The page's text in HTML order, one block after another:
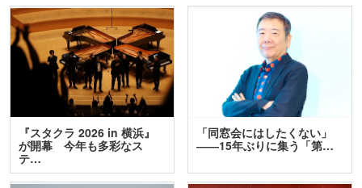
『スタクラ 2026 in 横浜』
が開幕 今年も多彩なス
テ…
「同窓会にはしたくない」
――15年ぶりに集う「第…